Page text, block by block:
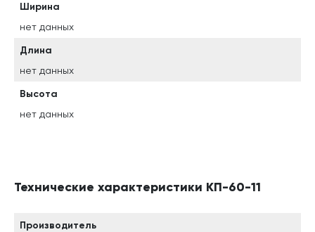
Ширина
нет данных
Длина
нет данных
Высота
нет данных
Технические характеристики КП-60-11
Производитель